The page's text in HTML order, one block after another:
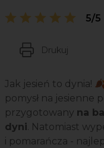
5/5
Drukuj
Jak jesień to dynia!
pomysł na jesienne
przygotowany na
dyni. Natomiast
i pomarańcza -